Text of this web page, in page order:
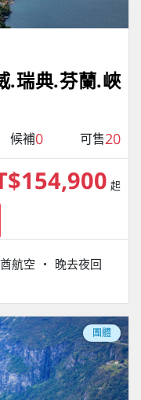
.瑞典.芬蘭.峽
候補0 可售20
航空 晚去夜回
起
團體